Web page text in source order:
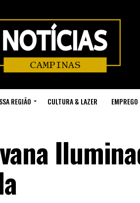
REGIÃO CULTURA & LAZER EMPREGO